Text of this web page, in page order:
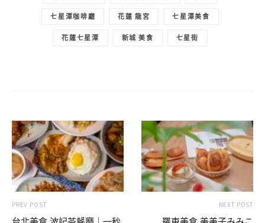
七星潭咖啡廳 花蓮 龍宮 七星潭美食
花蓮七星潭 新城 美食 七星街
PREV POST NEXT POST